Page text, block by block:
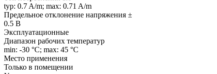
typ: 0.7 A/m; max: 0.71 A/m
Предельное отклонение напряжения ±
0.5 В
Эксплуатационные
Диапазон рабочих температур
min: -30 °C; max: 45 °C
Место применения
Только в помещении